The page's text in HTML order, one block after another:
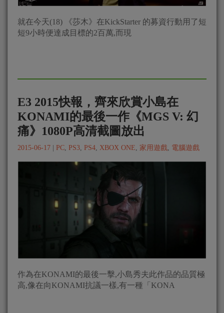
就在今天(18) 《莎木》在KickStarter 的募資行動用了短
短9小時便達成目標的2百萬,而現
E3 2015快報，齊來欣賞小島在
KONAMI的最後一作《MGS V: 幻
痛》1080P高清截圖放出
2015-06-17 | PC PS3 PS4 XBOX ONE 家用遊戲 電腦遊戲
作為在KONAMI的最後一擊,小島秀夫此作品的品質極
高,像在向KONAMI抗議一樣,有一種「KONA